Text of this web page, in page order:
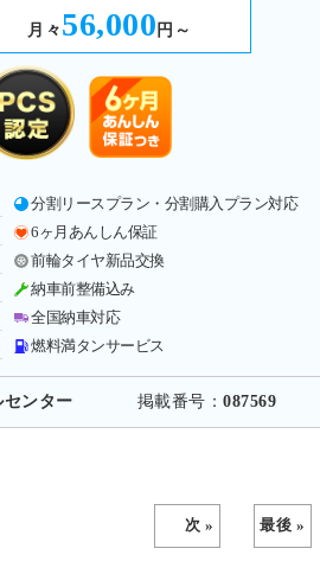
月々 56,000 円～
分割リースプラン・分割購入プラン対応
6ヶ月あんしん保証
前輪タイヤ新品交換
納車前整備込み
全国納車対応
燃料満タンサービス
センター 掲載番号：087569
次 » 最後 »